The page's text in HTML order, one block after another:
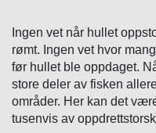
Ingen vet når hullet
rømt. Ingen vet hvor
før hullet ble oppdaget.
store deler av fisken
områder. Her kan det
tusenvis av